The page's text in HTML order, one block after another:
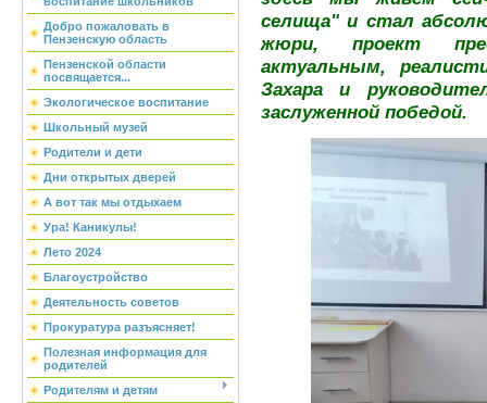
Добро пожаловать в
Пензенскую область
Пензенской области
посвящается...
Экологическое воспитание
Школьный музей
Родители и дети
Дни открытых дверей
А вот так мы отдыхаем
Ура! Каникулы!
Лето 2024
Благоустройство
Деятельность советов
Прокуратура разъясняет!
Полезная информация для
родителей
Родителям и детям
селища" и стал
жюри, проект
актуальным,
Захара и
заслуженной победой.